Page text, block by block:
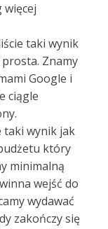
więcej
taki wynik
Znamy
Google i
ciągle
taki wynik jak
który
minimalną
wejść do
wydawać
zakończy się